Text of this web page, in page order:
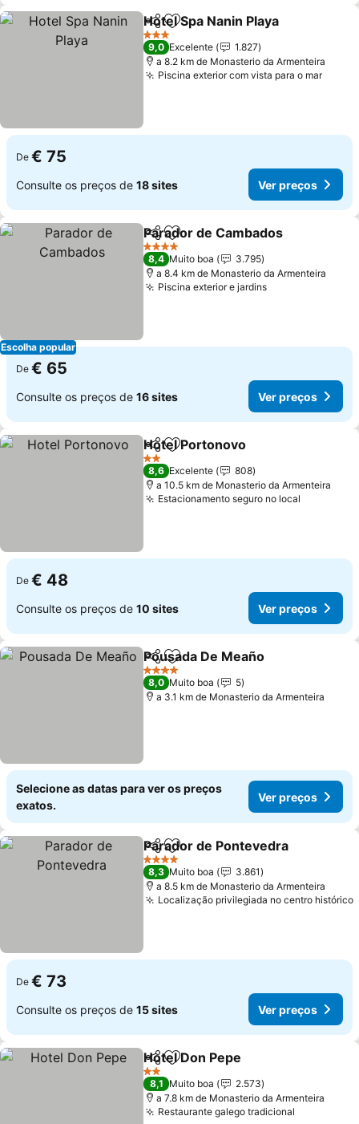
PartilharAdicionar aos favoritos
Hotel Spa Nanin Playa
3 Estrelas
9,0 Excelente
1.827
a 8.2 km de Monasterio da Armenteira
Piscina exterior com vista para o marVer
De € 75
Consulte os preços de 18 sites Ver preços
Escolha popular
PartilharAdicionar aos favoritos
Parador de Cambados
4 Estrelas
8,4 Muito boa
3.795
a 8.4 km de Monasterio da Armenteira
Piscina exterior e jardinsVer preços
De € 65
Consulte os preços de 16 sites Ver preços
PartilharAdicionar aos favoritos
Hotel Portonovo
2 Estrelas
8,6 Excelente
808
a 10.5 km de Monasterio da Armenteira
Estacionamento seguro no local
De € 48
Consulte os preços de 10 sites Ver preços
PartilharAdicionar aos favoritos
Pousada De Meaño
4 Estrelas
8,0 Muito boa
5
a 3.1 km de Monasterio da Armenteira
Selecione as datas para ver os preços
exatos.
Ver preços
PartilharAdicionar aos favoritos
Parador de Pontevedra
4 Estrelas
8,3 Muito boa
3.861
a 8.5 km de Monasterio da Armenteira
Localização privilegiada no centro histórico
De € 73
Consulte os preços de 15 sites Ver preços
PartilharAdicionar aos favoritos
Hotel Don Pepe
2 Estrelas
8,1 Muito boa
2.573
a 7.8 km de Monasterio da Armenteira
Restaurante galego tradicional